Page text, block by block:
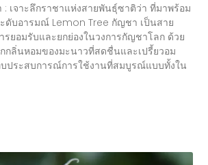
เจาะลึกราชาแห่งสายพันธุ์ซาติว่า ที่มาพร้อม
ดับอารมณ์ Lemon Tree กัญชา เป็นสาย
ยอมรับและยกย่องในวงการกัญชาโลก ด้วย
กลิ่นหอมของมะนาวที่สดชื่นและเปรี้ยวอม
ประสบการณ์การใช้งานที่สมบูรณ์แบบทั้งใน